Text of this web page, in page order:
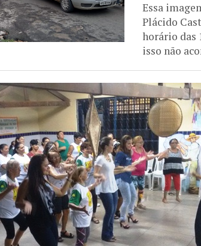
Essa
Plácido
horário das
isso não